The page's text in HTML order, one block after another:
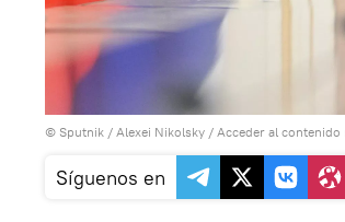
© Sputnik / Alexei Nikolsky / Acceder al
Síguenos en